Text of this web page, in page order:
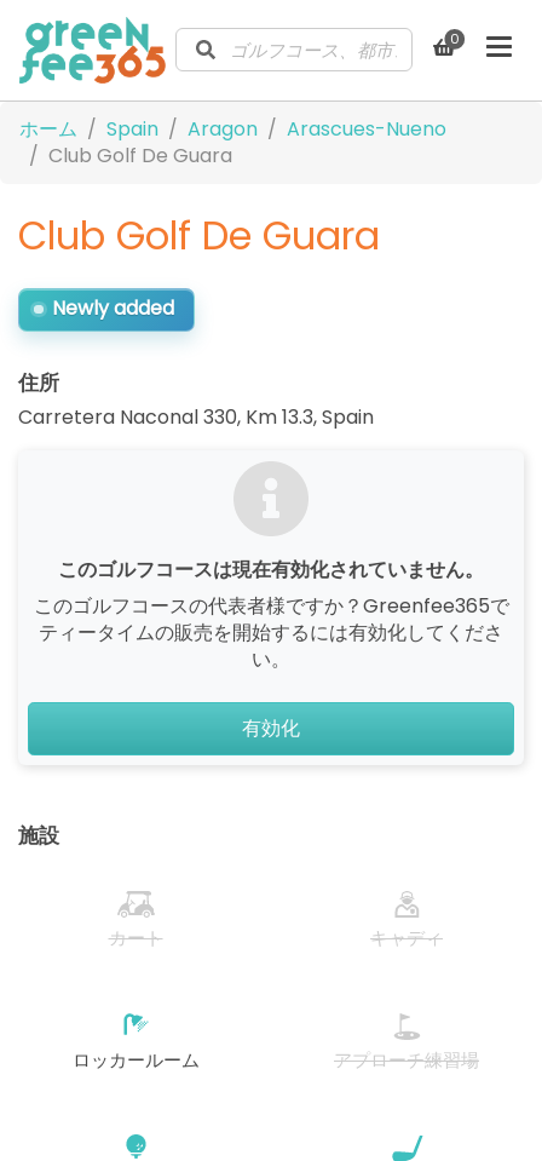
0
ホーム Spain Aragon
Arascues-Nueno
Club Golf De Guara
Club Golf De Guara
Newly added
住所
Carretera Naconal 330, Km 13.3,Spain
このゴルフコースは現在有効化されていません。
このゴルフコースの代表者様ですか？Greenfee365で
ティータイムの販売を開始するには有効化してくださ
い。
有効化
施設
カート キャディ
ロッカールーム アプローチ練習場